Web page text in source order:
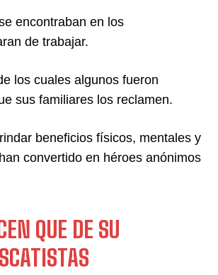
encontraban en los
de trabajar.
los cuales algunos fueron
sus familiares los reclamen.
beneficios físicos, mentales y
convertido en héroes anónimos
QUE DE SU